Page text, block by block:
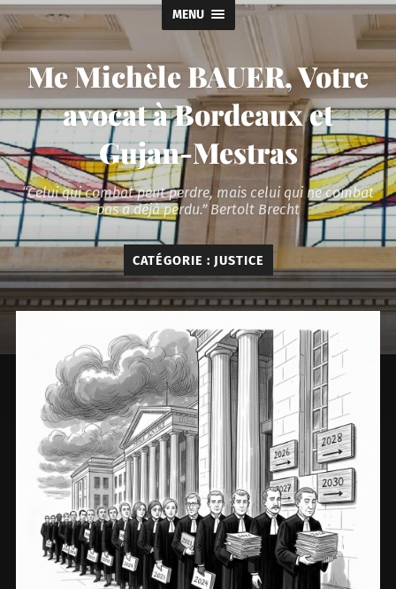
MENU
Me Michèle BAUER, Votre
avocat à Bordeaux et
Gujan-Mestras
“Celui qui combat peut perdre, mais celui qui ne combat
pas a déjà perdu.” Bertolt Brecht
CATÉGORIE : JUSTICE